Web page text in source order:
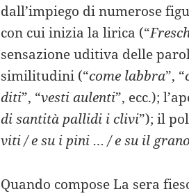
dall’impiego di numerose
con cui inizia la lirica (“
sensazione uditiva delle
similitudini (“come labbra”, “
diti”, “vesti aulenti”, ecc.);
di santità pallidi i clivi”); il
viti / e su i pini … / e su il
Quando compose La sera